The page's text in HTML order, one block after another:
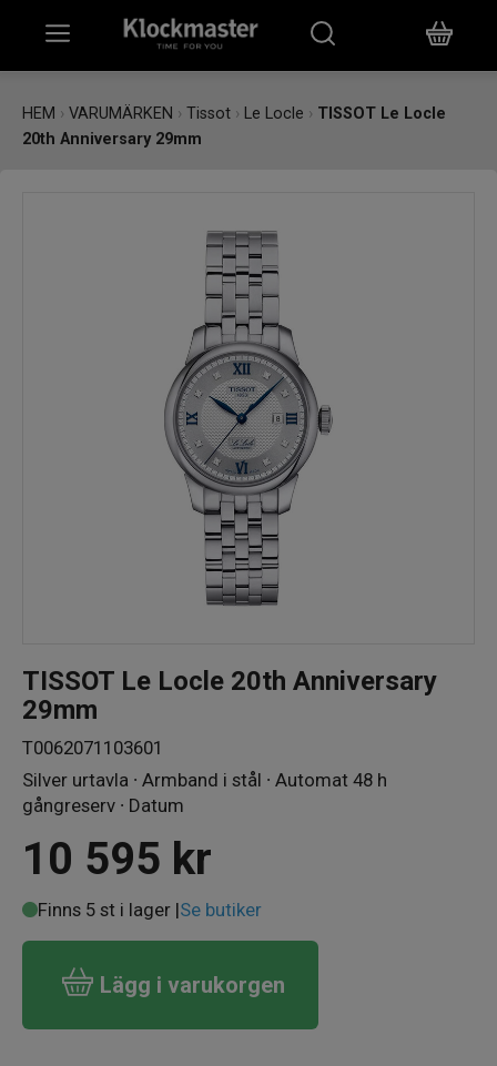
PRESENTKORT
HEM › VARUMÄRKEN › Tissot › Le Locle › TISSOT Le Locle
20th Anniversary 29mm
TISSOT Le Locle 20th Anniversary
29mm
T0062071103601
Silver urtavla ∙ Armband i stål ∙ Automat 48 h
gångreserv ∙ Datum
10 595 kr
Finns 5 st i lager |Se butiker
Lägg i varukorgen